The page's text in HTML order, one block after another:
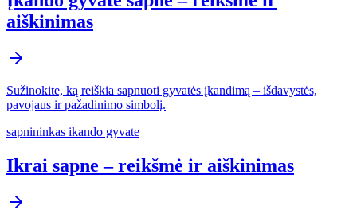
aiškinimas
Sužinokite, ką reiškia sapnuoti gyvatės įkandimą – išdavystės,
pavojaus ir pažadinimo simbolį.
sapnininkas ikando gyvate
Ikrai sapne – reikšmė ir aiškinimas